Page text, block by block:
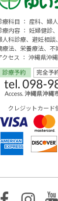
療科目 ： 産科、婦
療内容 ： 妊婦健診
人科診療、避妊相
療法、栄養療法、
クセス ： 沖縄県沖
クレジットカード